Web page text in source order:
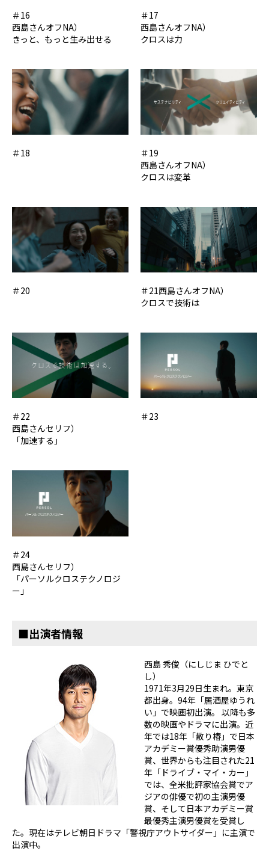
＃16
西島さんオフNA）
きっと、もっと生み出せる
＃17
西島さんオフNA）
クロスは力
＃18
＃19
西島さんオフNA）
クロスは変革
＃20
＃21西島さんオフNA）
クロスで技術は
＃22
西島さんセリフ）
「加速する」
＃23
＃24
西島さんセリフ）
「パーソルクロステクノロジ
ー」
■出演者情報
西島 秀俊（にしじま ひでと
し）
1971年3月29日生まれ。東京
都出身。94年「居酒屋ゆうれ
い」で映画初出演。 以降も多
数の映画やドラマに出演。近
年では18年「散り椿」で日本
アカデミー賞優秀助演男優
賞、世界からも注目された21
年「ドライブ・マイ・カー」
では、全米批評家協会賞でア
ジアの俳優で初の主演男優
賞、そして日本アカデミー賞
最優秀主演男優賞を受賞し
た。現在はテレビ朝日ドラマ「警視庁アウトサイダー」に主演で
出演中。